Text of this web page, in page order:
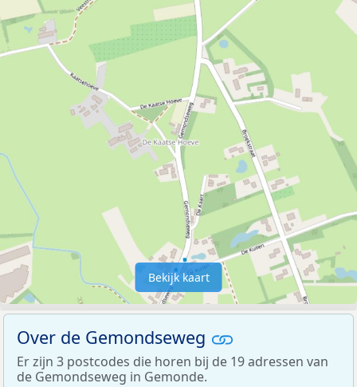
Bekijk kaart
Over de Gemondseweg
Er zijn 3 postcodes die horen bij de 19 adressen van
de Gemondseweg in Gemonde.